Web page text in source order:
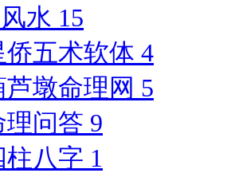
水 15
侨五术软体 4
芦墩命理网 5
理问答 9
柱八字 1